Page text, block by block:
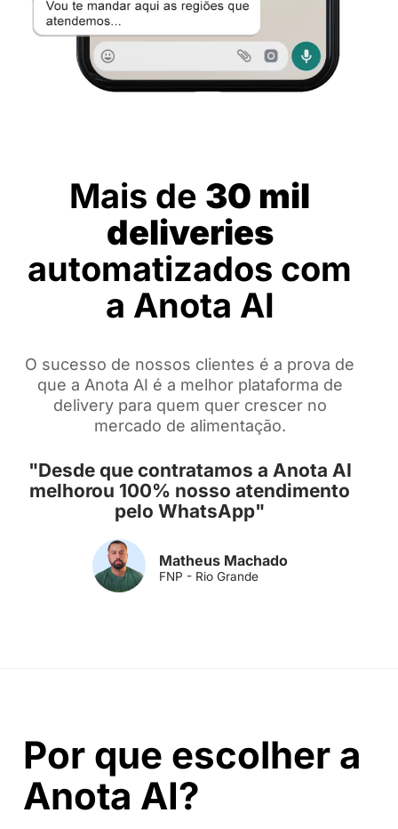
Mais de 30 mil
deliveries
automatizados com
a Anota AI
O sucesso de nossos clientes é a prova de
que a Anota AI é a melhor plataforma de
delivery para quem quer crescer no
mercado de alimentação.
"Desde que contratamos a Anota AI
melhorou 100% nosso atendimento
pelo WhatsApp"
Matheus Machado
FNP - Rio Grande
Por que escolher a
Anota AI?